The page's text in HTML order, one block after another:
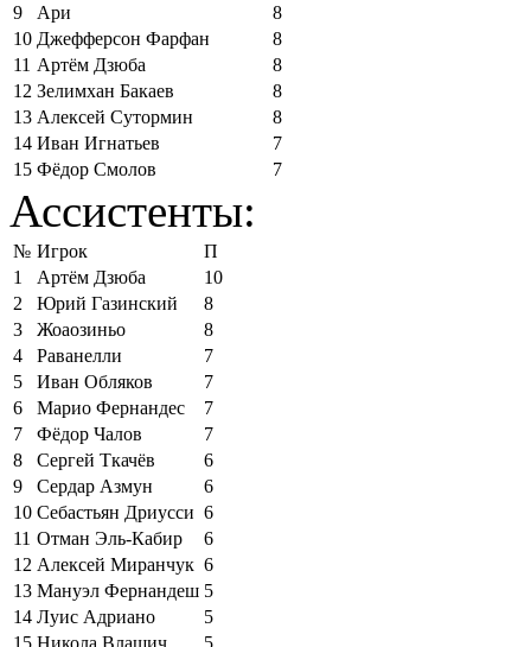
9
Ари
8
10 Джефферсон Фарфан
8
11 Артём Дзюба
8
12 Зелимхан Бакаев
8
13 Алексей Сутормин
8
14 Иван Игнатьев
7
15 Фёдор Смолов 7
Ассистенты:
№ Игрок
П
1
Артём Дзюба
10
2
Юрий Газинский
8
3
Жоаозиньо
8
4
Раванелли
7
5
Иван Обляков
7
6
Марио Фернандес
7
7
Фёдор Чалов
7
8
Сергей Ткачёв
6
9
Сердар Азмун
6
10 Себастьян Дриусси 6
11 Отман Эль-Кабир
6
12 Алексей Миранчук 6
13 Мануэл Фернандеш 5
14 Луис Адриано
5
15 Никола Влашич 5